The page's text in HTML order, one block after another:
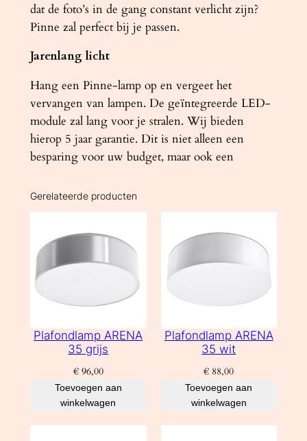
dat de foto’s in de gang constant verlicht zijn?
Pinne zal perfect bij je passen.
Jarenlang licht
Hang een Pinne-lamp op en vergeet het
vervangen van lampen. De geïntegreerde LED-
module zal lang voor je stralen. Wij bieden
hierop 5 jaar garantie. Dit is niet alleen een
besparing voor uw budget, maar ook een
Gerelateerde producten
Plafondlamp ARENA
35 grijs
€96,00
Toevoegen aan
winkelwagen
Plafondlamp ARENA
35 wit
€ 88,00
Toevoegen aan
winkelwagen